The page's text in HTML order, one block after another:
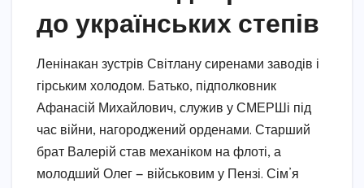
до українських степів
Ленінакан зустрів Світлану сиренами заводів і
гірським холодом. Батько, підполковник
Афанасій Михайлович, служив у СМЕРШі під
час війни, нагороджений орденами. Старший
брат Валерій став механіком на флоті, а
молодший Олег — військовим у Пензі. Сім’я